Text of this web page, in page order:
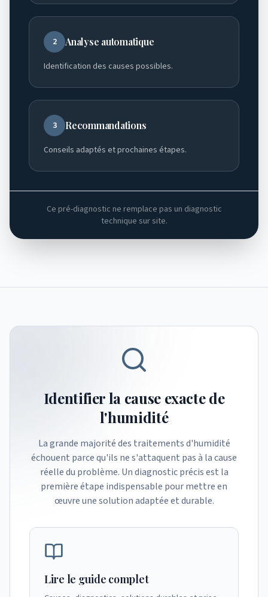
2 Analyse automatique
Identification des causes possibles.
3 Recommandations
Conseils adaptés et prochaines étapes.
Ce pré-diagnostic ne remplace pas un diagnostic
technique sur site.
Identifier la cause exacte de
l'humidité
La grande majorité des traitements d'humidité
échouent parce qu'ils ne s'attaquent pas à la cause
réelle du problème. Un diagnostic précis est la
première étape indispensable pour mettre en
œuvre une solution adaptée et durable.
Lire le guide complet